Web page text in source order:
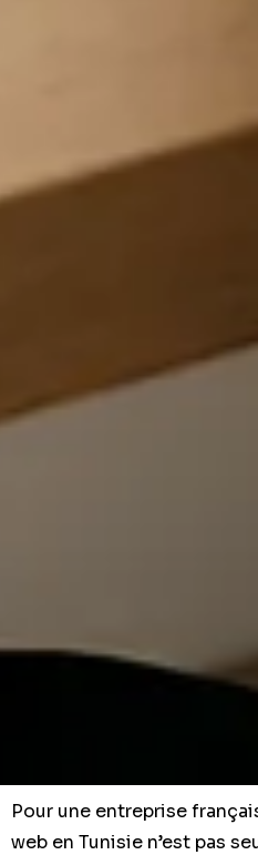
Pour une entreprise
web en Tunisie n’est pas